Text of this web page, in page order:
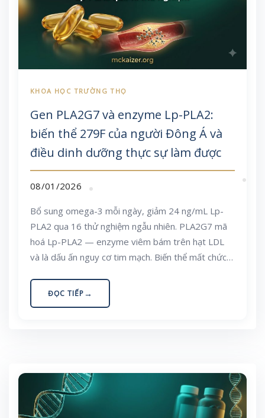
Gen PLA2G7 và enzyme Lp-PLA2:
biến thể 279F của người Đông Á và
điều dinh dưỡng thực sự làm được
08/01/2026
Bổ sung omega-3 mỗi ngày, giảm 24 ng/mL Lp-
PLA2 qua 16 thử nghiệm ngẫu nhiên. PLA2G7 mã
hoá Lp-PLA2 — enzyme viêm bám trên hạt LDL
và là dấu ấn nguy cơ tim mạch. Biến thể mất chức
khoảng 11% người Trung Quốc mang ít nhất một
bản sao. Bài viết giải thích cơ chế, đối chiếu các
ĐỌC TIẾP